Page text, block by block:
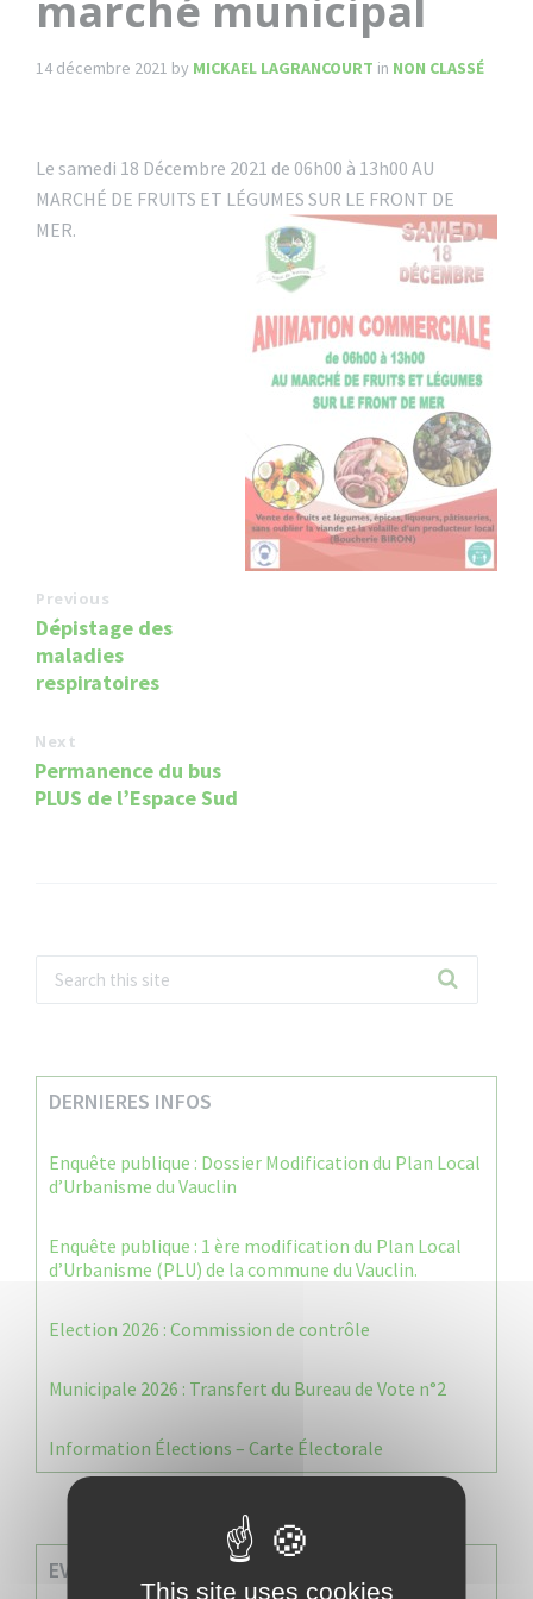
14 décembre 2021 by MICKAEL LAGRANCOURT in NON CLASSÉ
Le samedi 18 Décembre 2021 de 06h00 à 13h00 AU
MARCHÉ DE FRUITS ET LÉGUMES SUR LE FRONT DE
MER.
Previous
Dépistage des
maladies
respiratoires
Next
Permanence du bus
PLUS de l’Espace Sud
DERNIERES INFOS
Enquête publique : Dossier Modification du Plan Local
d’Urbanisme du Vauclin
Enquête publique : 1 ère modification du Plan Local
d’Urbanisme (PLU) de la commune du Vauclin.
Election 2026 : Commission de contrôle
Municipale 2026 : Transfert du Bureau de Vote n°2
Information Élections – Carte Électorale
EVENEMENTS A VENIR
This site uses cookies